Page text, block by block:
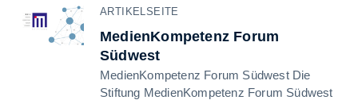
ARTIKELSEITE
MedienKompetenz Forum
Südwest
MedienKompetenz Forum Südwest Die
Stiftung MedienKompetenz Forum Südwest